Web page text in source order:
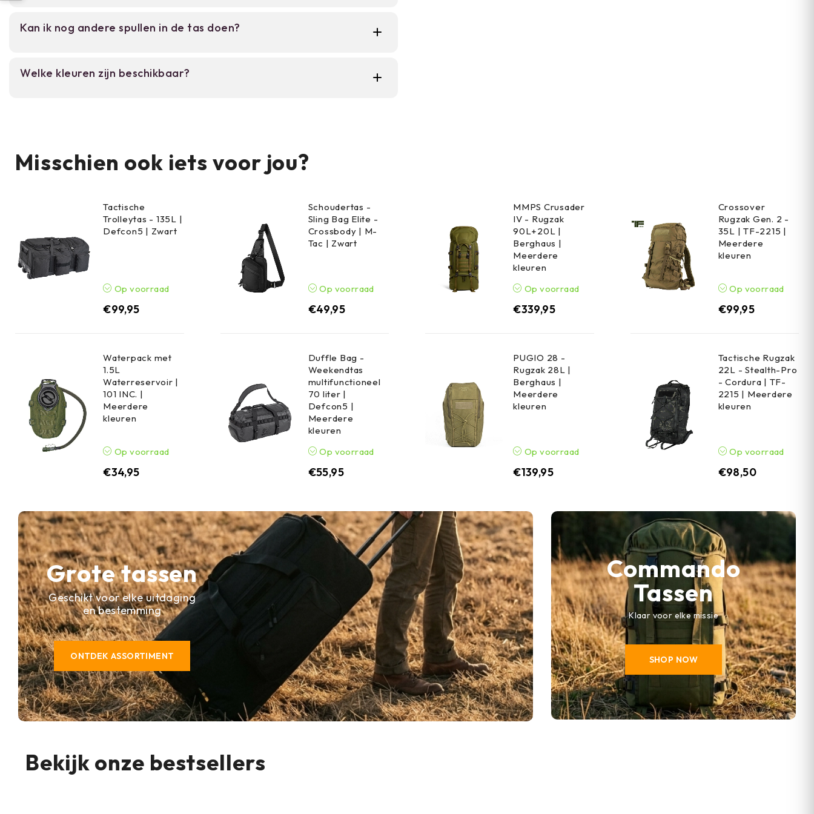
helm blijft droog bij licht regen en vocht.
Kan ik nog andere spullen in de tas doen?
zoals handschoenen of sjaals meenemen.
Welke kleuren zijn beschikbaar?
Misschien ook iets voor jou?
Tactische
Trolleytas - 135L |
Defcon5 | Zwart
Op voorraad
€99,95
Schoudertas -
Sling Bag Elite -
Crossbody | M-
Tac | Zwart
Op voorraad
€49,95
MMPS Crusader
IV - Rugzak
90L+20L |
Berghaus |
Meerdere
kleuren
Op voorraad
€339,95
Crossover
Rugzak Gen. 2 -
35L | TF-2215 |
Meerdere
kleuren
Op voorraad
€99,95
Waterpack met
1.5L
Waterreservoir |
101 INC. |
Meerdere
kleuren
Op voorraad
€34,95
Duffle Bag -
Weekendtas
multifunctioneel
70 liter |
Defcon5 |
Meerdere
kleuren
Op voorraad
€55,95
PUGIO 28 -
Rugzak 28L |
Berghaus |
Meerdere
kleuren
Op voorraad
€139,95
Tactische Rugzak
22L - Stealth-Pro
- Cordura | TF-
2215 | Meerdere
kleuren
Op voorraad
€98,50
Grote tassen
Geschikt voor elke uitdaging
en bestemming
ONTDEK ASSORTIMENT
Commando
Tassen
Klaar voor elke missie
SHOP NOW
Bekijk onze bestsellers